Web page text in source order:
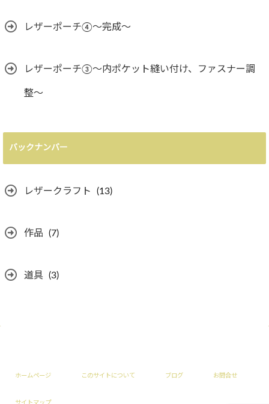
レザーポーチ④～完成～
レザーポーチ③〜内ポケット縫い付け、ファスナー調
整〜
バックナンバー
レザークラフト (13)
作品 (7)
道具 (3)
ホームページ このサイトについて ブログ お問合せ
サイトマップ